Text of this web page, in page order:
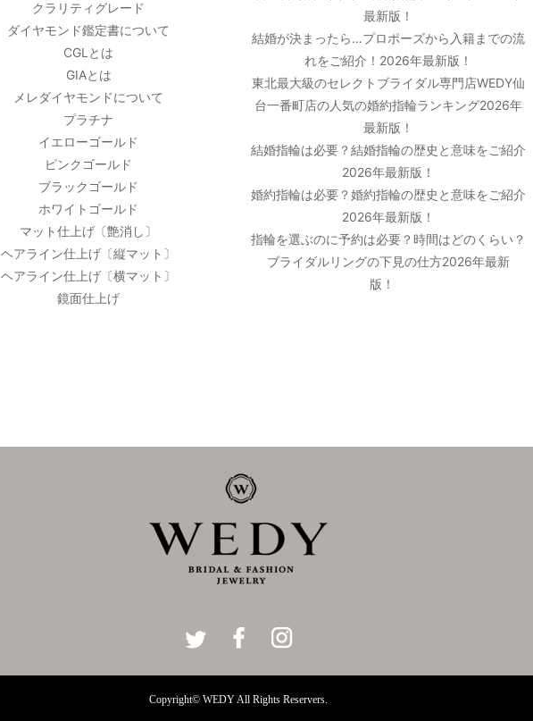
クラリティグレード
ダイヤモンド鑑定書について
CGLとは
GIAとは
メレダイヤモンドについて
プラチナ
イエローゴールド
ピンクゴールド
ブラックゴールド
ホワイトゴールド
マット仕上げ〔艶消し〕
ヘアライン仕上げ〔縦マット〕
ヘアライン仕上げ〔横マット〕
鏡面仕上げ
最新版！
結婚が決まったら…プロポーズから入籍までの流
れをご紹介！2026年最新版！
東北最大級のセレクトブライダル専門店WEDY仙
台一番町店の人気の婚約指輪ランキング2026年
最新版！
結婚指輪は必要？結婚指輪の歴史と意味をご紹介
2026年最新版！
婚約指輪は必要？婚約指輪の歴史と意味をご紹介
2026年最新版！
指輪を選ぶのに予約は必要？時間はどのくらい？
ブライダルリングの下見の仕方2026年最新
版！
Copyright© WEDY All Rights Reservers.